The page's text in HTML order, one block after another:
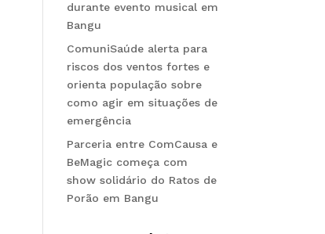
durante evento musical em
Bangu
ComuniSaúde alerta para
riscos dos ventos fortes e
orienta população sobre
como agir em situações de
emergência
Parceria entre ComCausa e
BeMagic começa com
show solidário do Ratos de
Porão em Bangu